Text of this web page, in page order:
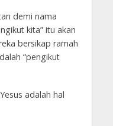
demi nama
kita” itu akan
bersikap ramah
“pengikut
adalah hal